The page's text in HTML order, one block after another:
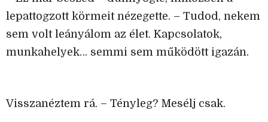
lepattogzott körmeit nézegette. – Tudod, nekem
sem volt leányálom az élet. Kapcsolatok,
munkahelyek… semmi sem működött igazán.
Visszanéztem rá. – Tényleg? Mesélj csak.